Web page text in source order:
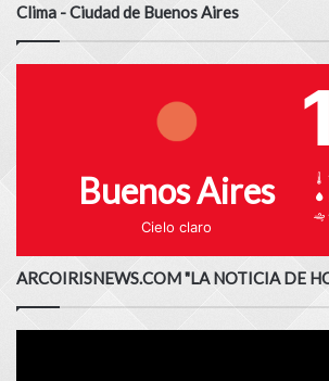
Clima - Ciudad de Buenos Aires
Buenos Aires
Cielo claro
ARCOIRISNEWS.COM "LA NOTICIA DE